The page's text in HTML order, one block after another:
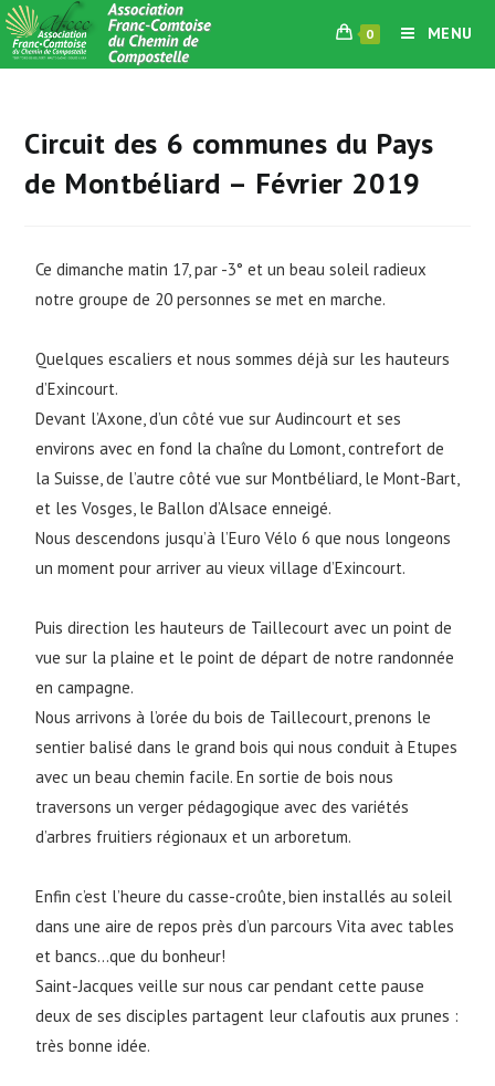
0 MENU
Circuit des 6 communes du Pays
de Montbéliard – Février 2019
Ce dimanche matin 17, par -3° et un beau soleil radieux
notre groupe de 20 personnes se met en marche.
Quelques escaliers et nous sommes déjà sur les hauteurs
d’Exincourt.
Devant l’Axone, d’un côté vue sur Audincourt et ses
environs avec en fond la chaîne du Lomont, contrefort de
la Suisse, de l’autre côté vue sur Montbéliard, le Mont-Bart,
et les Vosges, le Ballon d’Alsace enneigé.
Nous descendons jusqu’à l’Euro Vélo 6 que nous longeons
un moment pour arriver au vieux village d’Exincourt.
Puis direction les hauteurs de Taillecourt avec un point de
vue sur la plaine et le point de départ de notre randonnée
en campagne.
Nous arrivons à l’orée du bois de Taillecourt, prenons le
sentier balisé dans le grand bois qui nous conduit à Etupes
avec un beau chemin facile. En sortie de bois nous
traversons un verger pédagogique avec des variétés
d’arbres fruitiers régionaux et un arboretum.
Enfin c’est l’heure du casse-croûte, bien installés au soleil
dans une aire de repos près d’un parcours Vita avec tables
et bancs…que du bonheur!
Saint-Jacques veille sur nous car pendant cette pause
deux de ses disciples partagent leur clafoutis aux prunes :
très bonne idée.